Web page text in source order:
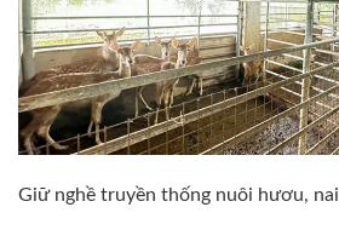
Giữ nghề truyền thống nuôi hươu, nai